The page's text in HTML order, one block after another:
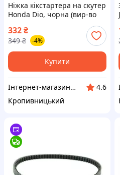
Ніжка кікстартера на скутер
Honda Dio, чорна (вир-во
332₴
349 ₴ -4%
Купити
Інтернет-магазин "Запчастинки"
4.6
Кропивницький